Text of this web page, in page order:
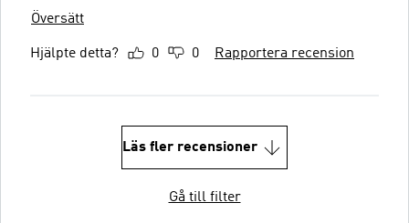
Översätt
Hjälpte detta? 0 0 Rapportera recension
Läs fler recensioner
Gå till filter